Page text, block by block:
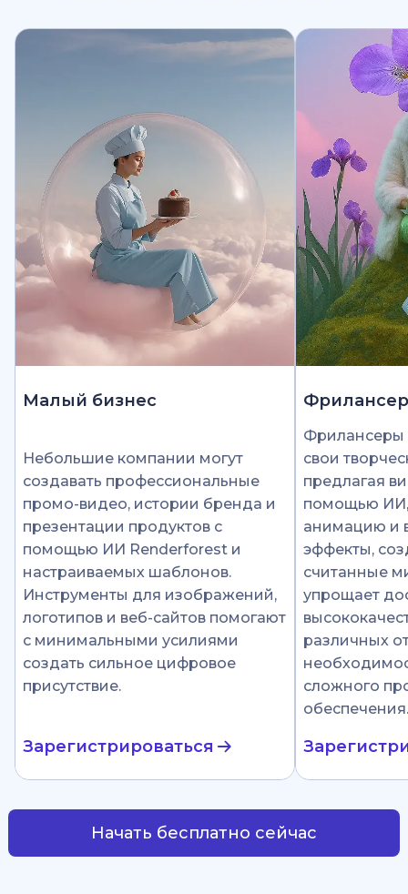
Малый бизнес
Небольшие компании могут
создавать профессиональные
промо-видео, истории бренда и
презентации продуктов с
помощью ИИ Renderforest и
настраиваемых шаблонов.
Инструменты для изображений,
логотипов и веб-сайтов помогают
с минимальными усилиями
создать сильное цифровое
присутствие.
Зарегистрироваться
Фрилансеры
свои
предлагая
помощью
анимацию и
эффекты,
считанные
упрощает
различных
сложного
обеспечения.
Начать бесплатно сейчас